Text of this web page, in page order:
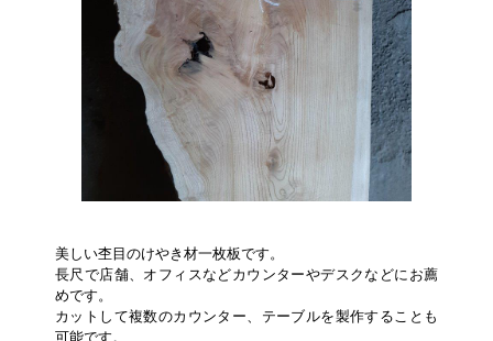
美しい杢目のけやき材一枚板です。
長尺で店舗、オフィスなどカウンターやデスクなどにお薦
めです。
カットして複数のカウンター、テーブルを製作することも
可能です。